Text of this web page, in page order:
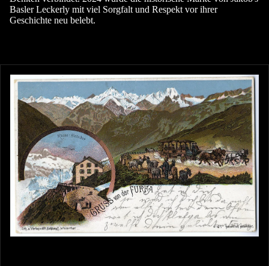
Basler Leckerly mit viel Sorgfalt und Respekt vor ihrer
Geschichte neu belebt.